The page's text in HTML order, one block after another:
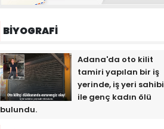
BİYOGRAFİ
Adana'da oto kilit
tamiri yapılan bir iş
yerinde, iş yeri sahibi
ile genç kadın ölü
bulundu.